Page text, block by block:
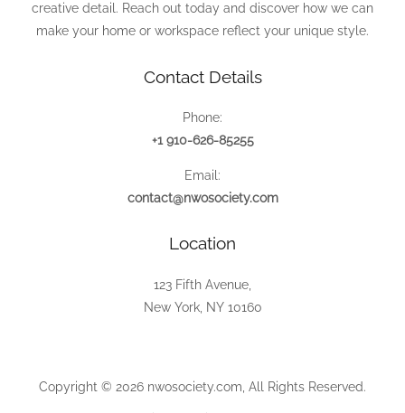
creative detail. Reach out today and discover how we can
make your home or workspace reflect your unique style.
Contact Details
Phone:
+1 910-626-85255
Email:
contact@nwosociety.com
Location
123 Fifth Avenue,
New York, NY 10160
Copyright © 2026 nwosociety.com, All Rights Reserved.